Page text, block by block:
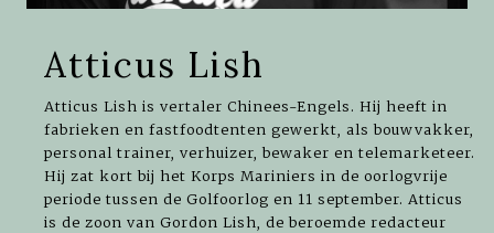
Atticus Lish
Atticus Lish is vertaler Chinees-Engels. Hij heeft in
fabrieken en fastfoodtenten gewerkt, als bouwvakker,
personal trainer, verhuizer, bewaker en telemarketeer.
Hij zat kort bij het Korps Mariniers in de oorlogvrije
periode tussen de Golfoorlog en 11 september. Atticus
is de zoon van Gordon Lish, de beroemde redacteur